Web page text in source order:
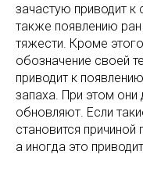
зачастую приводит
также появлению ран
тяжести. Кроме
обозначение своей
приводит к
запаха. При этом
обновляют. Если
становится
а иногда это